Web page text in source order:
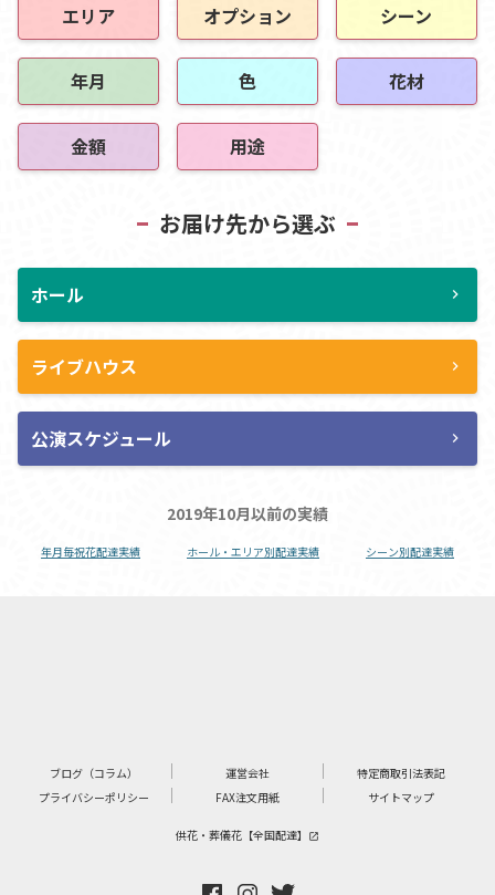
エリア オプション シーン
年月 色 花材
金額 用途
お届け先から選ぶ
ホール chevron_right
ライブハウス chevron_right
公演スケジュール chevron_right
2019年10月以前の実績
年月毎祝花配達実績 ホール・エリア別配達実績 シーン別配達実績
ブログ（コラム） 運営会社
特定商取引法表記
プライバシーポリシー
FAX注文用紙 サイトマップ
供花・葬儀花【全国配達】 launch